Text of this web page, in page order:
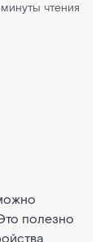
чтения
полезно